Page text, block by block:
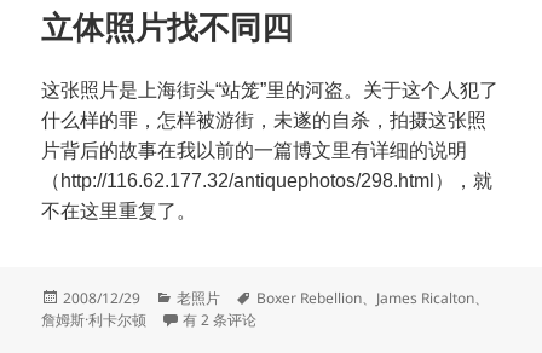
立体照片找不同四
这张照片是上海街头“站笼”里的河盗。关于这个人犯了
什么样的罪，怎样被游街，未遂的自杀，拍摄这张照
片背后的故事在我以前的一篇博文里有详细的说明
（http://116.62.177.32/antiquephotos/298.html），就
不在这里重复了。
发
布
2008/12/29
分
类
老照片
标
签
Boxer Rebellion、 James Ricalton、
詹姆斯·利卡尔顿
立体照片找不同四
有 2 条评论